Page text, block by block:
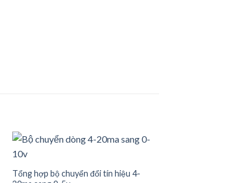
Tổng hợp bộ chuyển đổi tín hiệu 4-